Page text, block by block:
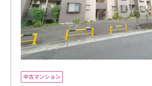
中古マンション